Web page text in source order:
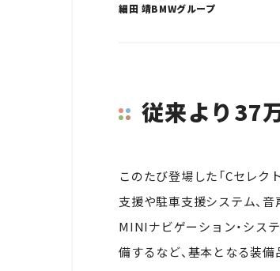
細田 靖BMWグループ
従来より37
このたび登場した「Cセレク
支援や駐車支援システム、音
MINIナビゲーション・シス
備するなど、基本となる装備